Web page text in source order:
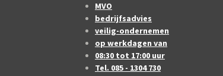
MVO
bedrijfsadvies
veilig-ondernemen
op werkdagen van
08:30 tot 17:00 uur
Tel. 085 - 1304 730